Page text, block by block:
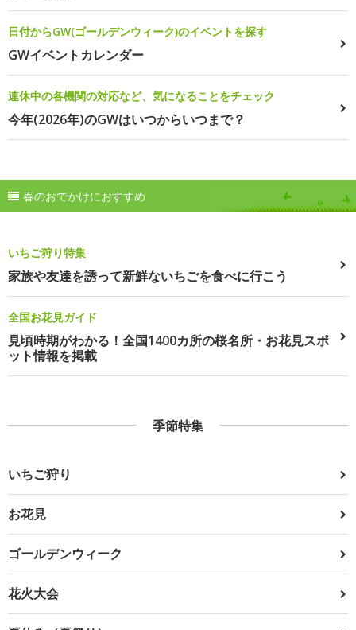
日付からGW(ゴールデンウィーク)のイベントを探す
GWイベントカレンダー
連休中の各機関の対応など、気になることをチェック
今年(2026年)のGWはいつからいつまで？
春のおでかけにおすすめ
いちご狩り特集
家族や友達を誘って新鮮ないちごを食べに行こう
全国お花見ガイド
見頃時期がわかる！全国1400カ所の桜名所・お花見スポ
ット情報を掲載
季節特集
いちご狩り
お花見
ゴールデンウィーク
花火大会